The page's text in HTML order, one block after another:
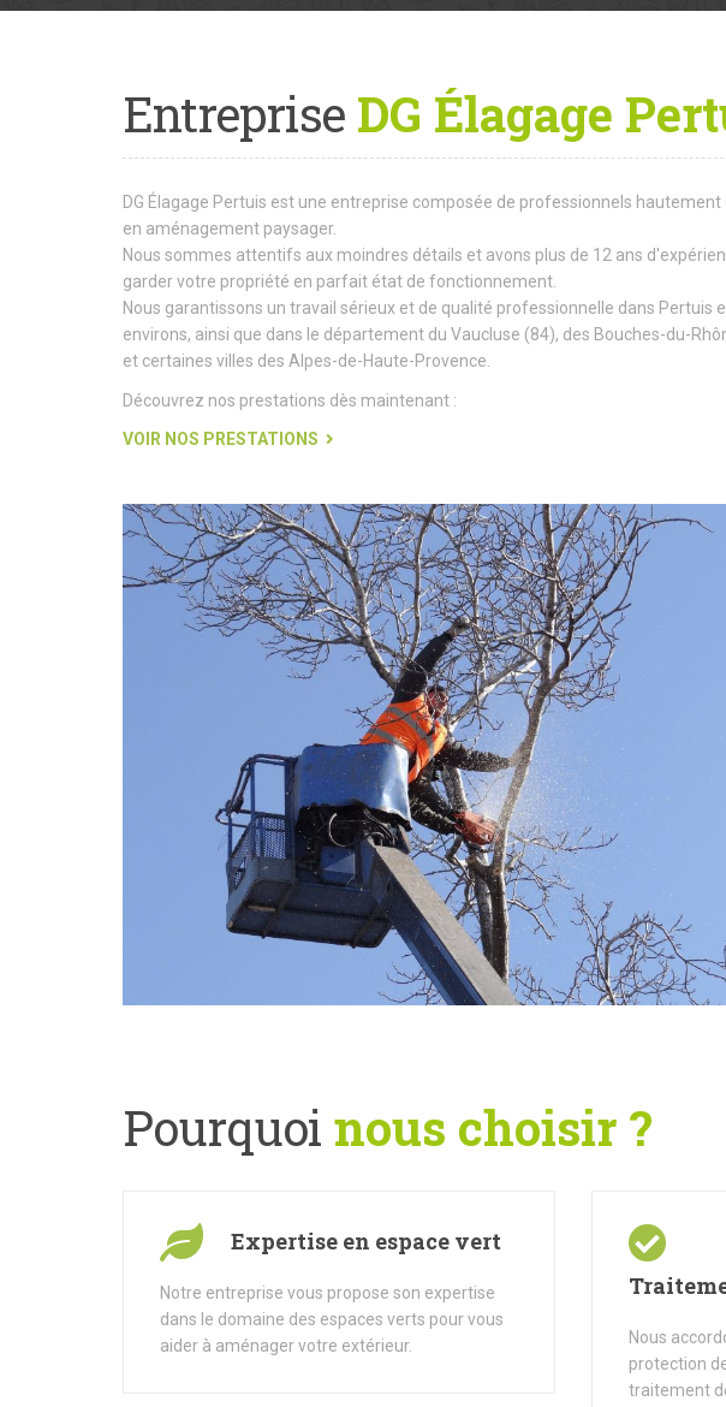
Entreprise DG Élagage
DG Élagage Pertuis est une entreprise composée de professionnels hautement
en aménagement paysager.
Nous sommes attentifs aux moindres détails et avons plus de 12 ans
garder votre propriété en parfait état de fonctionnement.
Nous garantissons un travail sérieux et de qualité professionnelle dans Pertuis
environs, ainsi que dans le département du Vaucluse (84), des Bouches-du-
et certaines villes des Alpes-de-Haute-Provence.
Découvrez nos prestations dès maintenant :
VOIR NOS PRESTATIONS
Pourquoi nous choisir ?
Expertise en espace vert
Notre entreprise vous propose son expertise
dans le domaine des espaces verts pour vous
aider à aménager votre extérieur.
Nous
protection
traitement